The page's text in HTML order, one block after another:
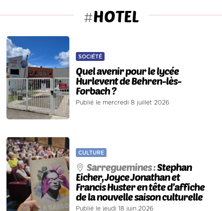
#HOTEL
SOCIÉTÉ
Quel avenir pour le lycée
Hurlevent de Behren-lès-
Forbach ?
Publié le mercredi 8 juillet 2026
CULTURE
Sarreguemines :Stephan
Eicher, Joyce Jonathan et
Francis Huster en tête d’affiche
de la nouvelle saison culturelle
Publié le jeudi 18 juin 2026